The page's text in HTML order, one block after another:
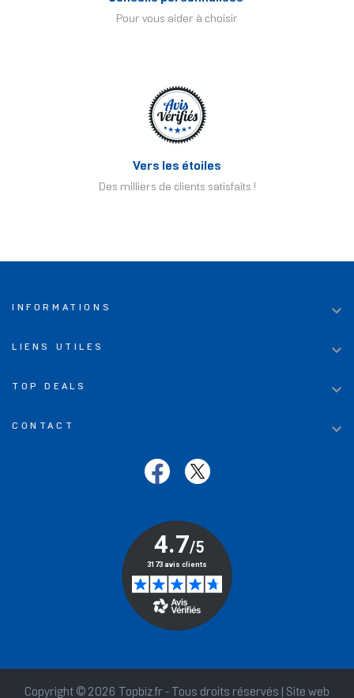
Pour vous aider à choisir
Vers les étoiles
Des milliers de clients satisfaits !
INFORMATIONS 
LIENS UTILES 
TOP DEALS 
CONTACT 
Copyright © 2026 Topbiz.fr - Tous droits réservés | Site web